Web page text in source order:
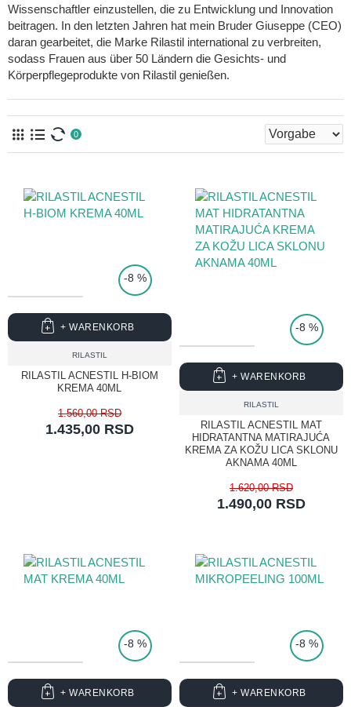
Wissenschaftler einzustellen, die zu Entwicklung und Innovation
beitragen. In den letzten Jahren hat mein Bruder Giuseppe (CEO)
daran gearbeitet, die Marke Rilastil international zu verbreiten,
sodass Frauen aus über 50 Ländern die Gesichts- und
Körperpflegeprodukte von Rilastil genießen.
0
-8 %
RILASTIL
RILASTIL ACNESTIL H-BIOM
KREMA 40ML
1.435,00 RSD
1.560,00 RSD
+ WARENKORBTOP PRICE -8 %
RILASTIL
RILASTIL ACNESTIL MAT
HIDRATANTNA MATIRAJUĆA
KREMA ZA KOŽU LICA SKLONU
AKNAMA 40ML
1.490,00 RSD
1.620,00 RSD
+ WARENKORB
-8 %
+ WARENKORB
TOP PRICE -8 %
+ WARENKORB